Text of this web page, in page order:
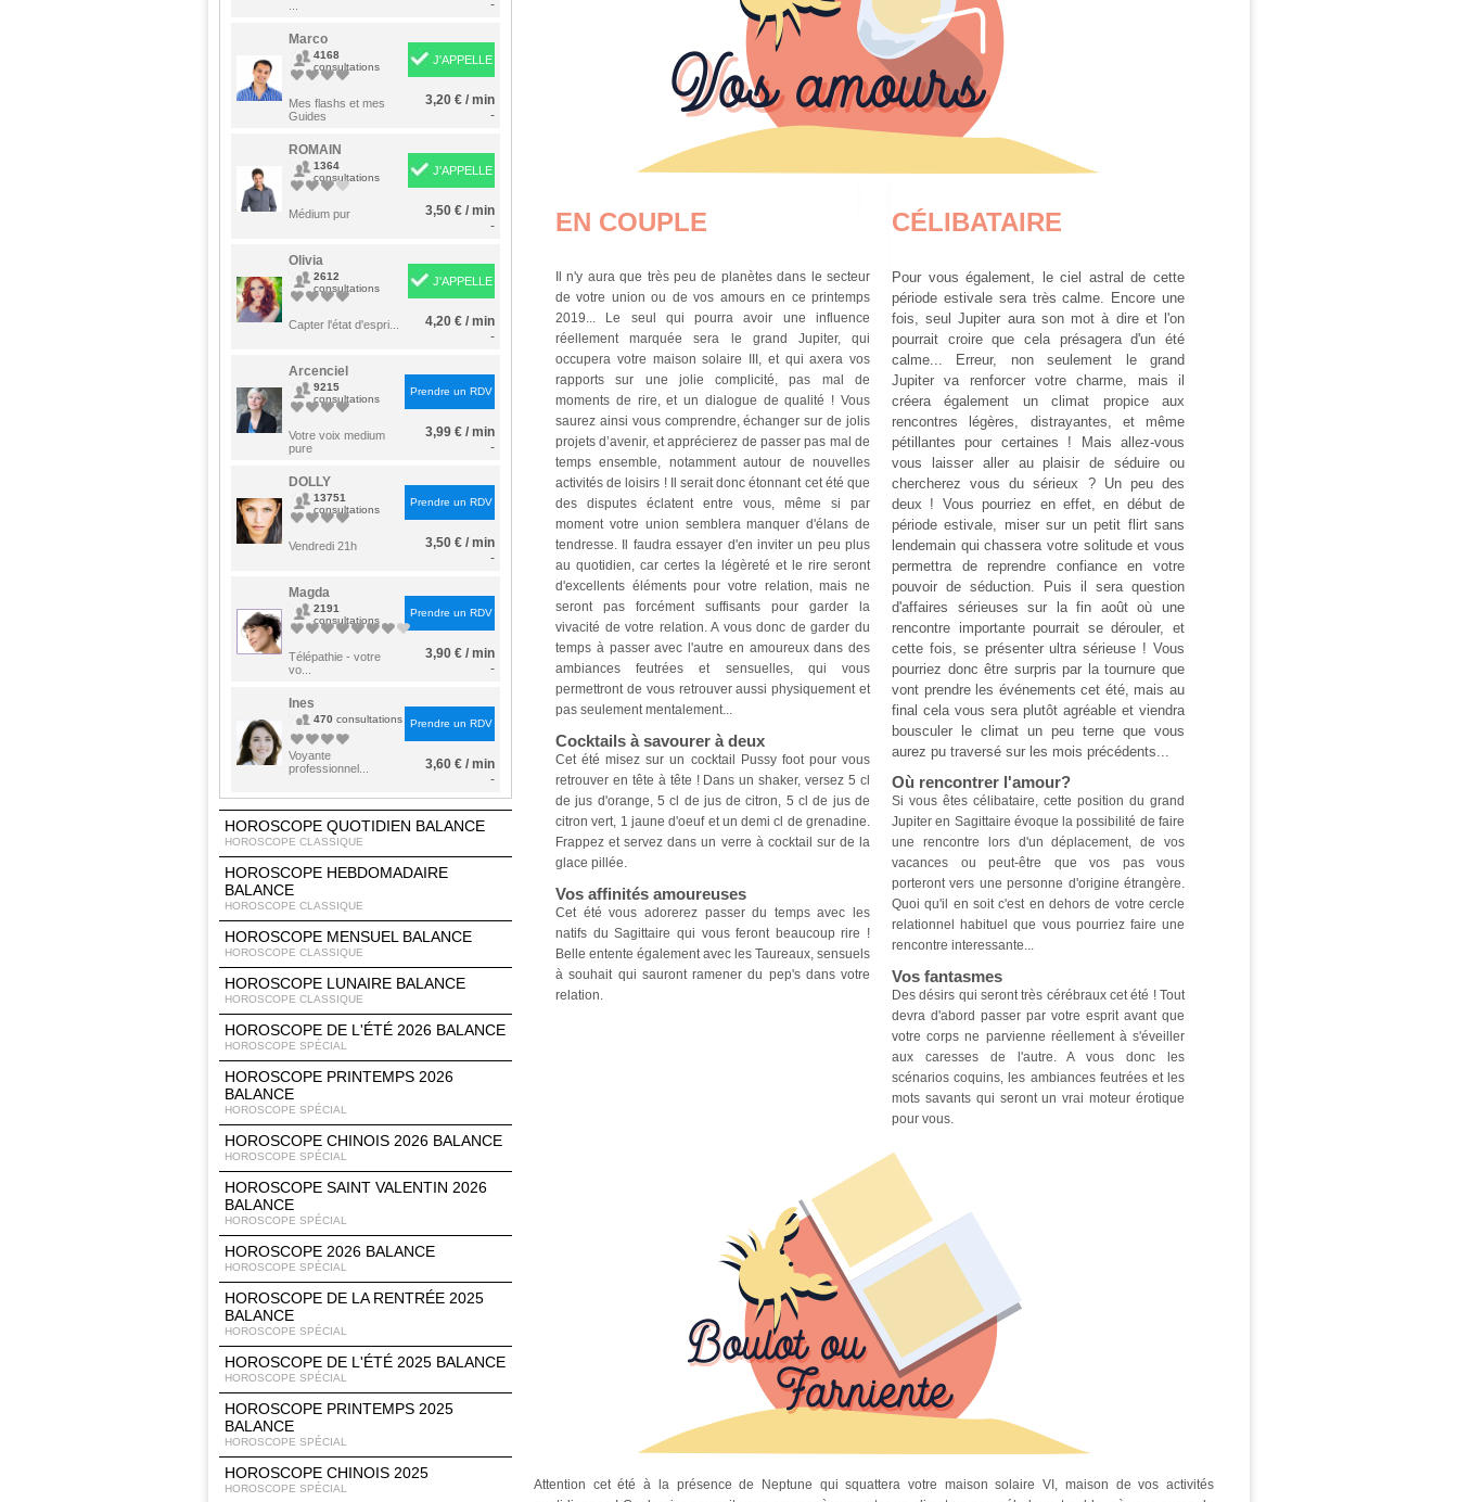
-
Marco
4168
consultations
Mes flashs et mes
Guides
J'APPELLE
3,20 € / min
-
ROMAIN
1364
consultations
Médium pur
J'APPELLE
3,50 € / min
-
Olivia
2612
consultations
Capter l'état d'espri...
J'APPELLE
4,20 € / min
-
Arcenciel
9215
consultations
Votre voix medium
pure
Prendre un RDV
3,99 € / min
-
DOLLY
13751
consultations
Vendredi 21h
Prendre un RDV
3,50 € / min
-
Magda
2191
consultations
Télépathie - votre
vo...
Prendre un RDV
3,90 € / min
-
Ines
470 consultations
Voyante
professionnel...
Prendre un RDV
3,60 € / min
-
HOROSCOPE QUOTIDIEN BALANCE
HOROSCOPE CLASSIQUE
HOROSCOPE HEBDOMADAIRE
BALANCE
HOROSCOPE CLASSIQUE
HOROSCOPE MENSUEL BALANCE
HOROSCOPE CLASSIQUE
HOROSCOPE LUNAIRE BALANCE
HOROSCOPE CLASSIQUE
HOROSCOPE DE L'ÉTÉ 2026 BALANCE
HOROSCOPE SPÉCIAL
HOROSCOPE PRINTEMPS 2026
BALANCE
HOROSCOPE SPÉCIAL
HOROSCOPE CHINOIS 2026 BALANCE
HOROSCOPE SPÉCIAL
HOROSCOPE SAINT VALENTIN 2026
BALANCE
HOROSCOPE SPÉCIAL
HOROSCOPE 2026 BALANCE
HOROSCOPE SPÉCIAL
HOROSCOPE DE LA RENTRÉE 2025
BALANCE
HOROSCOPE SPÉCIAL
HOROSCOPE DE L'ÉTÉ 2025 BALANCE
HOROSCOPE SPÉCIAL
HOROSCOPE PRINTEMPS 2025
BALANCE
HOROSCOPE SPÉCIAL
HOROSCOPE CHINOIS 2025
HOROSCOPE SPÉCIAL
EN COUPLE
Il n'y aura que très peu de planètes dans le secteur
de votre union ou de vos amours en ce printemps
2019... Le seul qui pourra avoir une influence
réellement marquée sera le grand Jupiter, qui
occupera votre maison solaire III, et qui axera vos
rapports sur une jolie complicité, pas mal de
moments de rire, et un dialogue de qualité ! Vous
saurez ainsi vous comprendre, échanger sur de jolis
projets d’avenir, et apprécierez de passer pas mal de
temps ensemble, notamment autour de nouvelles
activités de loisirs ! Il serait donc étonnant cet été que
des disputes éclatent entre vous, même si par
moment votre union semblera manquer d'élans de
tendresse. Il faudra essayer d'en inviter un peu plus
au quotidien, car certes la légèreté et le rire seront
d'excellents éléments pour votre relation, mais ne
seront pas forcément suffisants pour garder la
vivacité de votre relation. A vous donc de garder du
temps à passer avec l'autre en amoureux dans des
ambiances feutrées et sensuelles, qui vous
permettront de vous retrouver aussi physiquement et
pas seulement mentalement...
Cocktails à savourer à deux
Cet été misez sur un cocktail Pussy foot pour vous
retrouver en tête à tête ! Dans un shaker, versez 5 cl
de jus d'orange, 5 cl de jus de citron, 5 cl de jus de
citron vert, 1 jaune d'oeuf et un demi cl de grenadine.
Frappez et servez dans un verre à cocktail sur de la
glace pillée.
Vos affinités amoureuses
Cet été vous adorerez passer du temps avec les
natifs du Sagittaire qui vous feront beaucoup rire !
Belle entente également avec les Taureaux, sensuels
à souhait qui sauront ramener du pep's dans votre
relation.
CÉLIBATAIRE
Pour vous également, le ciel astral de cette
période estivale sera très calme. Encore une
fois, seul Jupiter aura son mot à dire et l'on
pourrait croire que cela présagera d'un été
calme... Erreur, non seulement le grand
Jupiter va renforcer votre charme, mais il
créera également un climat propice aux
rencontres légères, distrayantes, et même
pétillantes pour certaines ! Mais allez-vous
vous laisser aller au plaisir de séduire ou
chercherez vous du sérieux ? Un peu des
deux ! Vous pourriez en effet, en début de
période estivale, miser sur un petit flirt sans
lendemain qui chassera votre solitude et vous
permettra de reprendre confiance en votre
pouvoir de séduction. Puis il sera question
d'affaires sérieuses sur la fin août où une
rencontre importante pourrait se dérouler, et
cette fois, se présenter ultra sérieuse ! Vous
pourriez donc être surpris par la tournure que
vont prendre les événements cet été, mais au
final cela vous sera plutôt agréable et viendra
bousculer le climat un peu terne que vous
aurez pu traversé sur les mois précédents...
Où rencontrer l'amour?
Si vous êtes célibataire, cette position du grand
Jupiter en Sagittaire évoque la possibilité de faire
une rencontre lors d'un déplacement, de vos
vacances ou peut-être que vos pas vous
porteront vers une personne d'origine étrangère.
Quoi qu'il en soit c'est en dehors de votre cercle
relationnel habituel que vous pourriez faire une
rencontre interessante...
Vos fantasmes
Des désirs qui seront très cérébraux cet été ! Tout
devra d'abord passer par votre esprit avant que
votre corps ne parvienne réellement à s'éveiller
aux caresses de l'autre. A vous donc les
scénarios coquins, les ambiances feutrées et les
mots savants qui seront un vrai moteur érotique
pour vous.
Attention cet été à la présence de Neptune qui squattera votre maison solaire VI, maison de vos activités